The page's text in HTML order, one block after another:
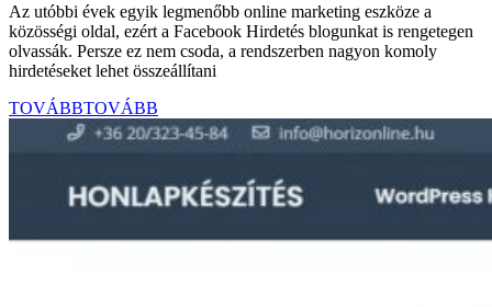
Az utóbbi évek egyik legmenőbb online marketing eszköze a
közösségi oldal, ezért a Facebook Hirdetés blogunkat is rengetegen
olvassák. Persze ez nem csoda, a rendszerben nagyon komoly
hirdetéseket lehet összeállítani
TOVÁBBTOVÁBB